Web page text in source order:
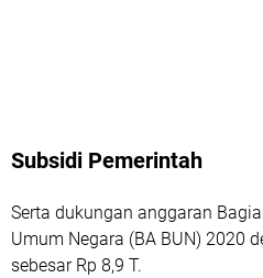
Subsidi Pemerintah
Serta dukungan anggaran
Umum Negara (BA BUN) 2020
sebesar Rp 8,9 T.